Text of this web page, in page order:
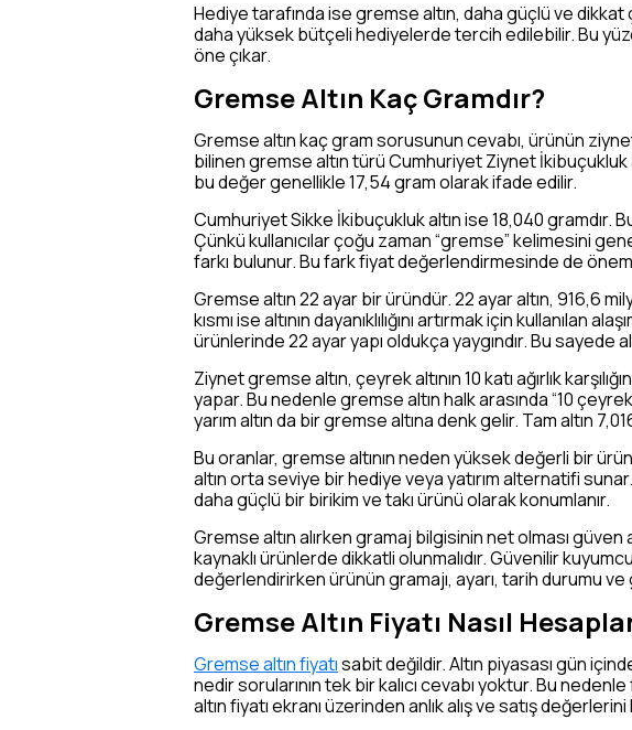
Hediye tarafında ise gremse altın, daha güçlü ve
daha yüksek bütçeli hediyelerde tercih edilebilir. Bu
öne çıkar.
Gremse Altın Kaç Gramdır?
Gremse altın kaç gram sorusunun cevabı, ürünün
bilinen gremse altın türü Cumhuriyet Ziynet İkibuçukluk
bu değer genellikle 17,54 gram olarak ifade edilir.
Cumhuriyet Sikke İkibuçukluk altın ise 18,040 gramdır.
Çünkü kullanıcılar çoğu zaman “gremse” kelimesini
farkı bulunur. Bu fark fiyat değerlendirmesinde de
Gremse altın 22 ayar bir üründür. 22 ayar altın, 916,6
kısmı ise altının dayanıklılığını artırmak için
ürünlerinde 22 ayar yapı oldukça yaygındır. Bu sayede
Ziynet gremse altın, çeyrek altının 10 katı ağırlık
yapar. Bu nedenle gremse altın halk arasında “10
yarım altın da bir gremse altına denk gelir. Tam altın
Bu oranlar, gremse altının neden yüksek değerli bir
altın orta seviye bir hediye veya yatırım alternatifi
daha güçlü bir birikim ve takı ürünü olarak konumlanır.
Gremse altın alırken gramaj bilgisinin net olması güven
kaynaklı ürünlerde dikkatli olunmalıdır. Güvenilir
değerlendirirken ürünün gramajı, ayarı, tarih durumu
Gremse Altın Fiyatı Nasıl
Gremse altın fiyatısabit değildir. Altın piyasası gün
nedir sorularının tek bir kalıcı cevabı yoktur. Bu
altın fiyatı ekranı üzerinden anlık alış ve satış